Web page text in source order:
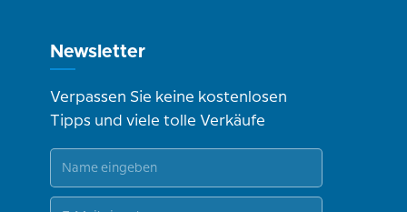
Newsletter
Verpassen Sie keine kostenlosen
Tipps und viele tolle Verkäufe